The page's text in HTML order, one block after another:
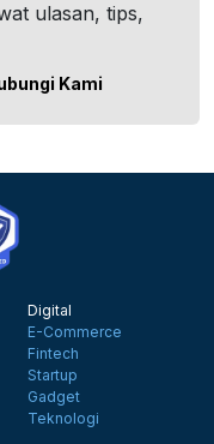
ulasan, tips,
Kami
Digital
E-Commerce
Fintech
Startup
Gadget
Teknologi